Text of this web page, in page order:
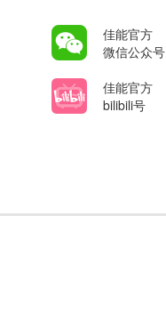
佳能官方
微信公众号
佳能官方
bilibili号